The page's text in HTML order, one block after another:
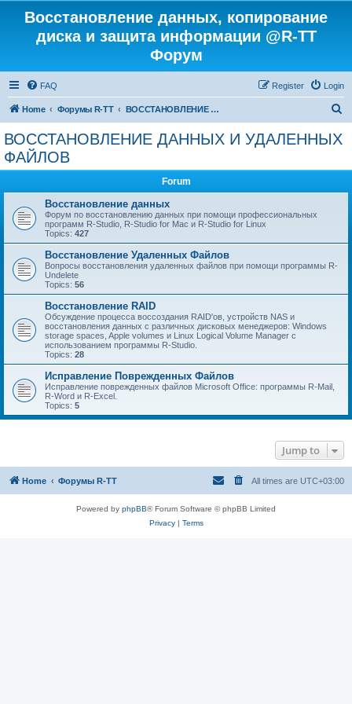
Восстановление данных, копирование
диска и защита информации @R-TT
Форум
FAQ Login
Register
Home Форумы R-TT ВОССТАНОВЛЕНИЕ ДАННЫХ И УДАЛЕННЫХ ФАЙЛОВ
ВОССТАНОВЛЕНИЕ ДАННЫХ И УДАЛЕННЫХ
ФАЙЛОВ
Forum
Восстановление данных
Форум по восстановлению данных при помощи профессиональных
программ R-Studio, R-Studio for Mac и R-Studio for Linux
Topics: 427
Восстановление Удаленных Файлов
Вопросы восстановления удаленных файлов при помощи программы R-
Undelete
Topics: 56
Восстановление RAID
Обсуждение процесса воссоздания RAID'ов, устройств NAS и
восстановления данных с различных дисковых менеджеров: Windows
storage spaces, Apple volumes и Linux Logical Volume Manager с
использованием программы R-Studio.
Topics: 28
Исправление Поврежденных Файлов
Исправление поврежденных файлов Microsoft Office: программы R-Mail,
R-Word и R-Excel.
Topics: 5
Jump to
Home Форумы R-TT All times are UTC+03:00
Powered by phpBB® Forum Software © phpBB Limited
Privacy| Terms